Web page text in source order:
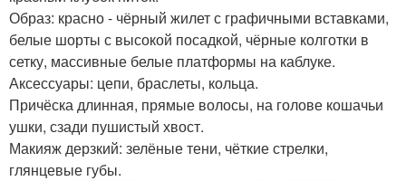
Образ: красно - чёрный жилет с графичными вставками,
белые шорты с высокой посадкой, чёрные колготки в
сетку, массивные белые платформы на каблуке.
Аксессуары: цепи, браслеты, кольца.
Причёска длинная, прямые волосы, на голове кошачьи
ушки, сзади пушистый хвост.
Макияж дерзкий: зелёные тени, чёткие стрелки,
глянцевые губы.